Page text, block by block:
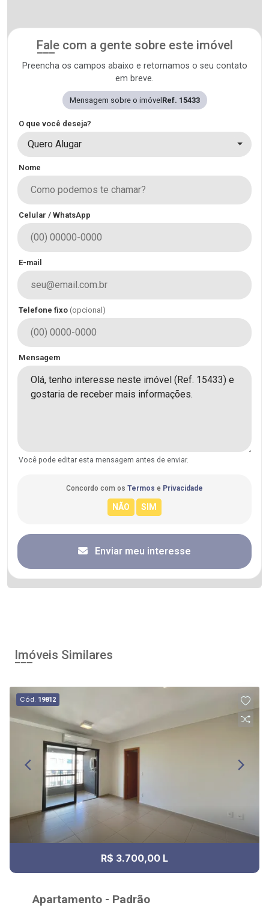
Fale com a gente sobre este imóvel
Preencha os campos abaixo e retornamos o seu contato
em breve.
Mensagem sobre o imóvel Ref. 15433
O que você deseja?
Quero Alugar
Nome
Celular / WhatsApp
E-mail
Telefone fixo (opcional)
Mensagem
Você pode editar esta mensagem antes de enviar.
Concordo com os Termos e Privacidade
Enviar meu interesse
Imóveis Similares
Cód. 19812
R$ 3.700,00 L
Apartamento - Padrão